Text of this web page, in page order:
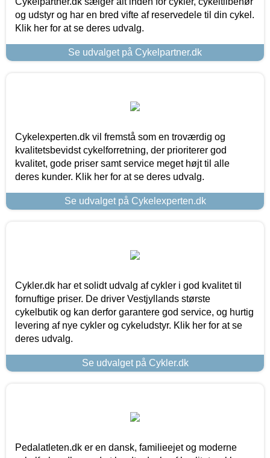
og udstyr og har en bred vifte af reservedele til din cykel.
Klik her for at se deres udvalg.
Se udvalget på Cykelpartner.dk
Cykelexperten.dk vil fremstå som en troværdig og
kvalitetsbevidst cykelforretning, der prioriterer god
kvalitet, gode priser samt service meget højt til alle
deres kunder. Klik her for at se deres udvalg.
Se udvalget på Cykelexperten.dk
Cykler.dk har et solidt udvalg af cykler i god kvalitet til
fornuftige priser. De driver Vestjyllands største
cykelbutik og kan derfor garantere god service, og hurtig
levering af nye cykler og cykeludstyr. Klik her for at se
deres udvalg.
Se udvalget på Cykler.dk
Pedalatleten.dk er en dansk, familieejet og moderne